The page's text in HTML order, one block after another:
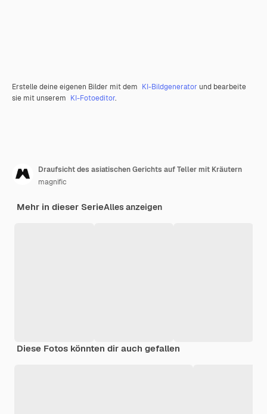
Erstelle deine eigenen Bilder mit dem KI-Bildgenerator und bearbeite
sie mit unserem KI-Fotoeditor.
Draufsicht des asiatischen Gerichts auf Teller mit Kräutern
magnific
Mehr in dieser SerieAlles anzeigen
Diese Fotos könnten dir auch gefallen